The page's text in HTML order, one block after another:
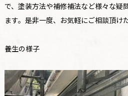
で、塗装方法や補修補法など様々な疑
ます。是非一度、お気軽にご相談頂け
養生の様子